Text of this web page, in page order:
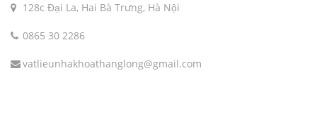
128c Đại La, Hai Bà Trưng, Hà Nội
0865 30 2286
vatlieunhakhoathanglong@gmail.com